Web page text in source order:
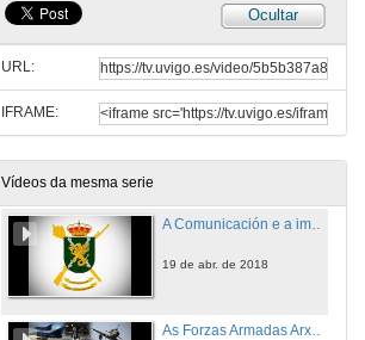
Ocultar
URL:
IFRAME:
Vídeos da mesma serie
A política internacional como ferramenta ética e estética nun mundo transcultural
Conferencia
Presentación de D. Enrique Angel Costas Rodal.
Presentación do conferenciante
18 de abr. de 2018
19 de abr. de 2018
As Forzas Armadas Arxentinas: Protocolo e Comunicación